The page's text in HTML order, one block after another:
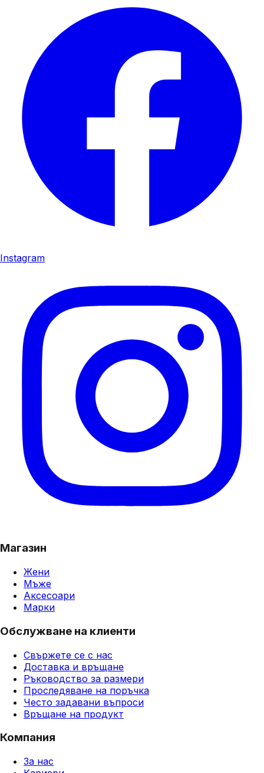
Instagram
Магазин
Жени
Мъже
Аксесоари
Марки
Обслужване на клиенти
Свържете се с нас
Доставка и връщане
Ръководство за размери
Проследяване на поръчка
Често задавани въпроси
Връщане на продукт
Компания
За нас